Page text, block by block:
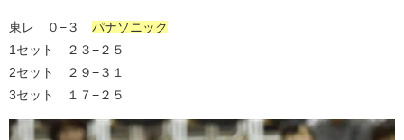
東レ ０−３ パナソニック
1セット ２３−２５
2セット ２９−３１
3セット １７−２５